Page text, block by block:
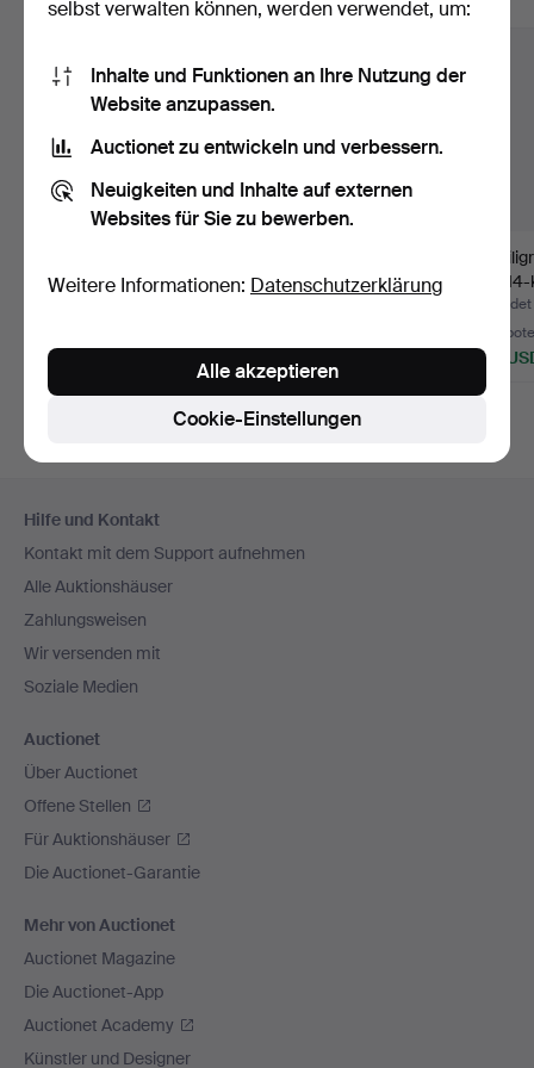
Halsschmuck-
62 USD
BROSCHEN (6 Teile).
aus
7 Gebote
310
Navigation
Hilfe und Kontakt
Kontakt mit dem Support aufnehmen
Alle Auktionshäuser
Zahlungsweisen
Wir versenden mit
Soziale Medien
Auctionet
Über Auctionet
Offene Stellen
Für Auktionshäuser
Die Auctionet-Garantie
Mehr von Auctionet
Auctionet Magazine
Die Auctionet-App
Auctionet Academy
Künstler und Designer
selbst verwalten können, werden verwendet, um:
Inhalte und Funktionen an Ihre Nutzung der
Website anzupassen.
Auctionet zu entwickeln und verbessern.
Neuigkeiten und Inhalte auf externen
Websites für Sie zu bewerben.
Weitere Informationen: Datenschutzerklärung
Cookie-Einstellungen
Alle akzeptieren